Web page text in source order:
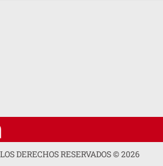
DERECHOS RESERVADOS ©2026